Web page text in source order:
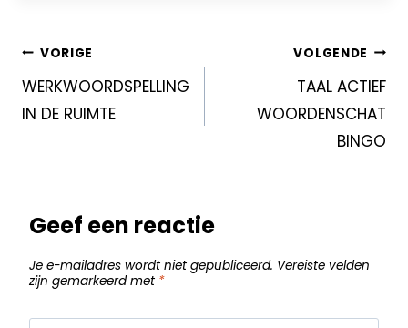
VORIGE
WERKWOORDSPELLING
IN DE RUIMTE
VOLGENDE
TAAL ACTIEF
WOORDENSCHAT
BINGO
Geef een reactie
Je e-mailadres wordt niet gepubliceerd. Vereiste velden
zijn gemarkeerd met *